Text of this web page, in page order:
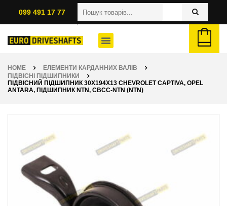
099 491 17 77
HOME
ЕЛЕМЕНТИ КАРДАННИХ ВАЛІВ
ПІДВІСНІ ПІДШИПНИКИ
ПІДВІСНИЙ ПІДШИПНИК 30X194X13 CHEVROLET CAPTIVA, OPEL
ANTARA, ПІДШИПНИК NTN, CBCC-NTN (NTN)